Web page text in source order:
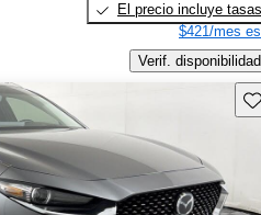
El precio incluye tasas
$421/mes
Verif. disponibilidad